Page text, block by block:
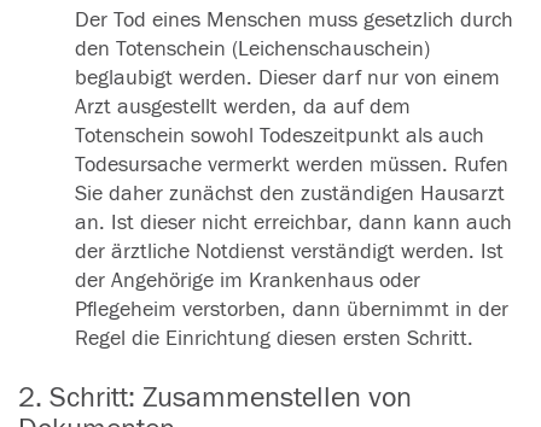
Der Tod eines Menschen muss gesetzlich durch
den Totenschein (Leichenschauschein)
beglaubigt werden. Dieser darf nur von einem
Arzt ausgestellt werden, da auf dem
Totenschein sowohl Todeszeitpunkt als auch
Todesursache vermerkt werden müssen. Rufen
Sie daher zunächst den zuständigen Hausarzt
an. Ist dieser nicht erreichbar, dann kann auch
der ärztliche Notdienst verständigt werden. Ist
der Angehörige im Krankenhaus oder
Pflegeheim verstorben, dann übernimmt in der
Regel die Einrichtung diesen ersten Schritt.
2. Schritt: Zusammenstellen von